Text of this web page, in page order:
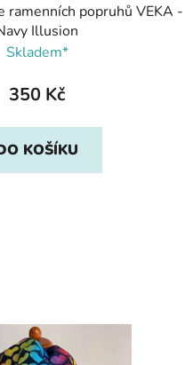
ramenních popruhů VEKA -
Illusion
Skladem*
350 Kč
KOŠÍKU